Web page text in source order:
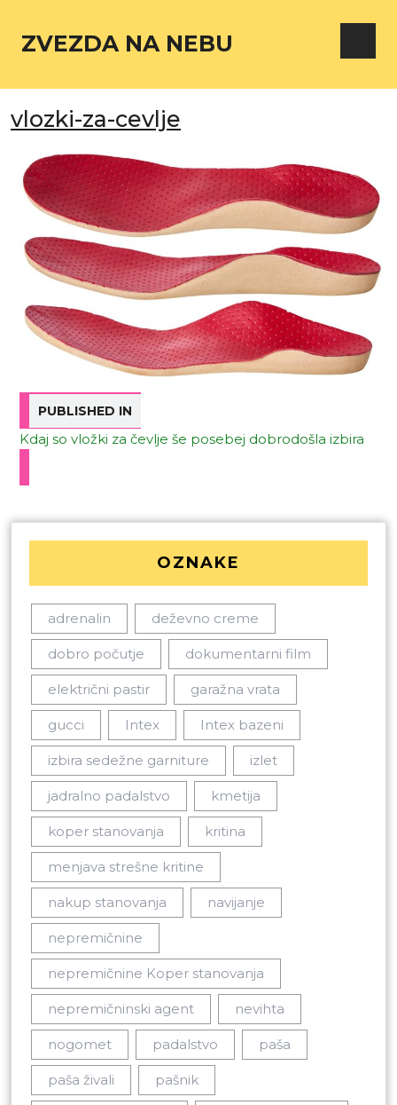
ZVEZDA NA NEBU
vlozki-za-cevlje
PUBLISHED IN
Kdaj so vložki za čevlje še posebej dobrodošla izbira
OZNAKE
adrenalin deževno creme
dobro počutje dokumentarni film
električni pastir garažna vrata
gucci Intex Intex bazeni
izbira sedežne garniture izlet
jadralno padalstvo kmetija
koper stanovanja kritina
menjava strešne kritine
nakup stanovanja navijanje
nepremičnine
nepremičnine Koper stanovanja
nepremičninski agent nevihta
nogomet padalstvo paša
paša živali pašnik